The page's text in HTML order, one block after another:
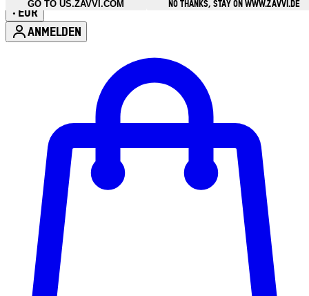
GO TO US.ZAVVI.COM
NO THANKS, STAY ON WWW.ZAVVI.DE
• EUR
ANMELDEN